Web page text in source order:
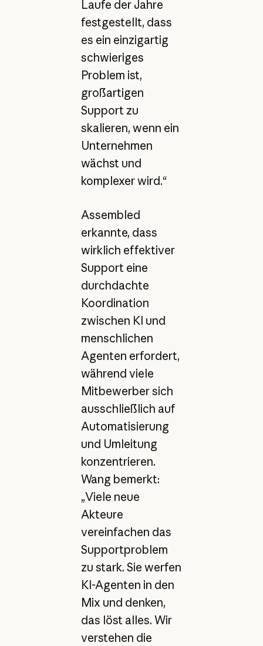
Laufe der Jahre
festgestellt, dass
es ein einzigartig
schwieriges
Problem ist,
großartigen
Support zu
skalieren, wenn ein
Unternehmen
wächst und
komplexer wird.“
Assembled
erkannte, dass
wirklich effektiver
Support eine
durchdachte
Koordination
zwischen KI und
menschlichen
Agenten erfordert,
während viele
Mitbewerber sich
ausschließlich auf
Automatisierung
und Umleitung
konzentrieren.
Wang bemerkt:
„Viele neue
Akteure
vereinfachen das
Supportproblem
zu stark. Sie werfen
KI-Agenten in den
Mix und denken,
das löst alles. Wir
verstehen die